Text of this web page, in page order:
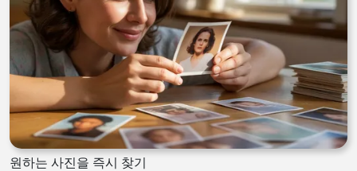
원하는 사진을 즉시 찾기